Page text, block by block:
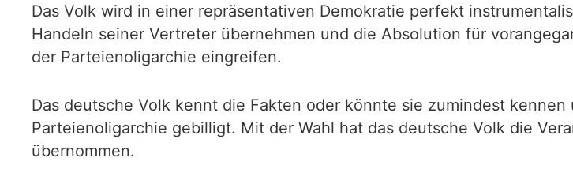
Das Volk wird in einer repräsentativen Demokratie perfekt
Handeln seiner Vertreter übernehmen und die Absolution für
der Parteienoligarchie eingreifen.
Das deutsche Volk kennt die Fakten oder könnte sie zumindest
Parteienoligarchie gebilligt. Mit der Wahl hat das deutsche Volk die
übernommen.